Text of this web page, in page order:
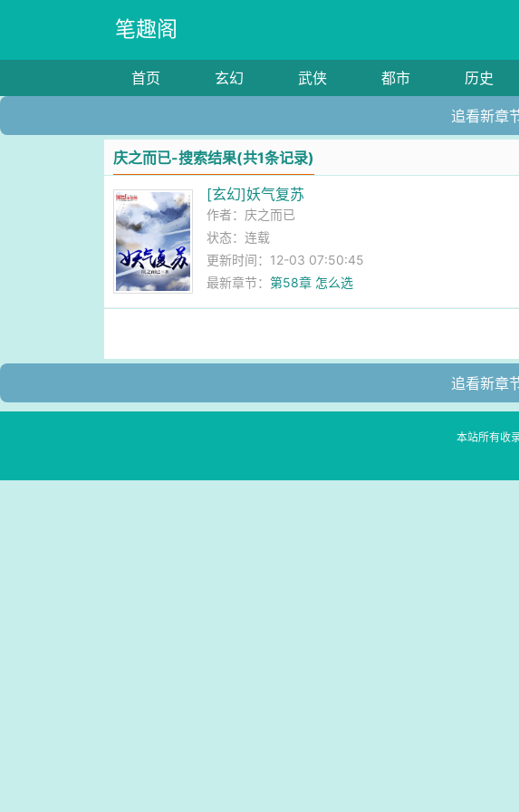
笔趣阁
首页 玄幻 武侠 都市 历史
追看新章
庆之而已-搜索结果(共1条记录)
[玄幻]妖气复苏
作者： 庆之而已
状态：连载
更新时间：12-03 07:50:45
最新章节：第58章 怎么选
追看新章
本站所有收